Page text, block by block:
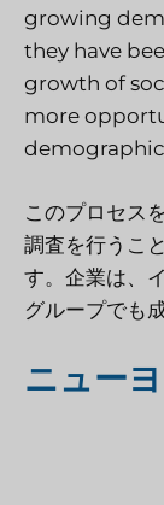
growing
they have
growth of
more
このプロセス
調査を行うこ
す。企業は、
グループでも
ニュー